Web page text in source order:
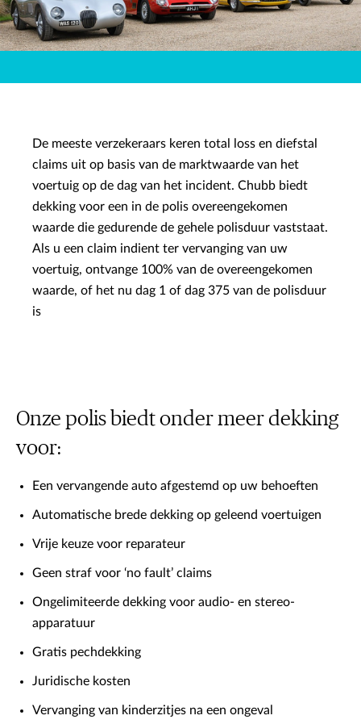
De meeste verzekeraars keren total loss en diefstal
claims uit op basis van de marktwaarde van het
voertuig op de dag van het incident. Chubb biedt
dekking voor een in de polis overeengekomen
waarde die gedurende de gehele polisduur vaststaat.
Als u een claim indient ter vervanging van uw
voertuig, ontvange 100% van de overeengekomen
waarde, of het nu dag 1 of dag 375 van de polisduur
is
Onze polis biedt onder meer dekking
voor:
Een vervangende auto afgestemd op uw behoeften
Automatische brede dekking op geleend voertuigen
Vrije keuze voor reparateur
Geen straf voor ‘no fault’ claims
Ongelimiteerde dekking voor audio- en stereo-
apparatuur
Gratis pechdekking
Juridische kosten
Vervanging van kinderzitjes na een ongeval